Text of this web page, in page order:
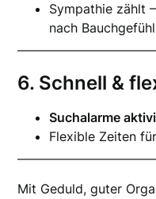
Sympathie zählt
nach Bauchgefühl
6. Schnell &
Suchalarme
Flexible Zeiten
Mit Geduld, guter